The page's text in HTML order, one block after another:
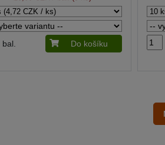
bal. Do košíku